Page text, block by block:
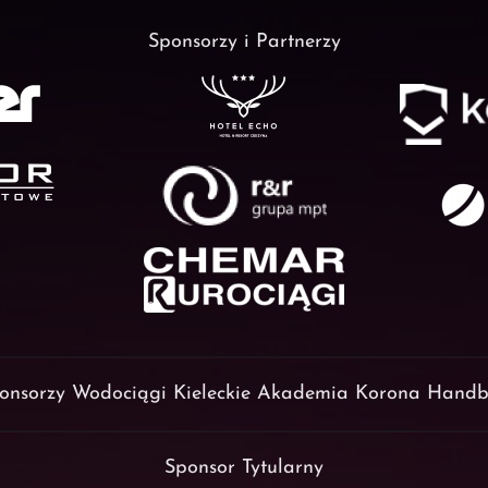
Sponsorzy i Partnerzy
Wodociągi Kieleckie Akademia Korona
Sponsor Tytularny